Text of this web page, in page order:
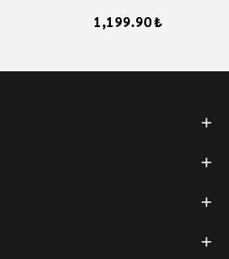
1,199.90 ₺